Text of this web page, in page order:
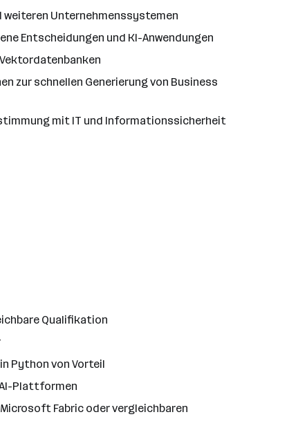
weiteren Unternehmenssystemen
Entscheidungen und KI-Anwendungen
zur schnellen Generierung von Business
mit IT und Informationssicherheit
Qualifikation
Python von Vorteil
AI-Plattformen
Fabric oder vergleichbaren